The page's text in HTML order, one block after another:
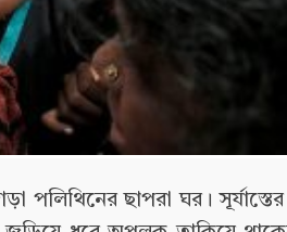
পলিথিনের ছাপরা ঘর।